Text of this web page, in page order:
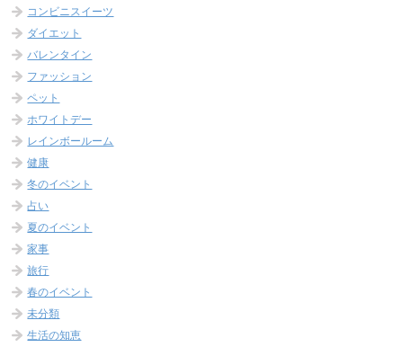
コンビニスイーツ
ダイエット
バレンタイン
ファッション
ペット
ホワイトデー
レインボールーム
健康
冬のイベント
占い
夏のイベント
家事
旅行
春のイベント
未分類
生活の知恵